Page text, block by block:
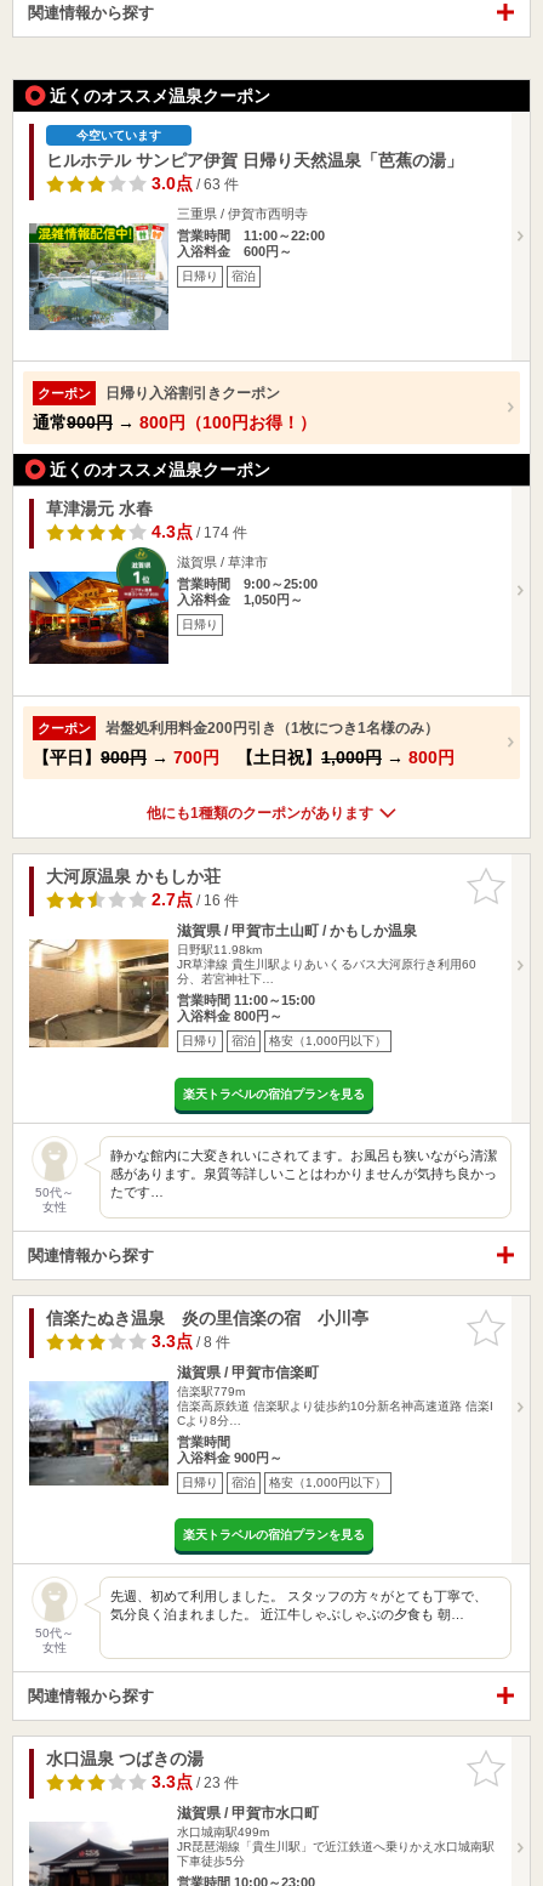
関連情報から探す
近くのオススメ温泉クーポン
今空いています
ヒルホテル サンピア伊賀 日帰り天然温泉「芭蕉の湯」
3.0点/ 63 件
三重県 / 伊賀市西明寺
営業時間 11:00～22:00
入浴料金 600円～
日帰り 宿泊
クーポン 日帰り入浴割引きクーポン
通常900円 → 800円（100円お得！）
近くのオススメ温泉クーポン
草津湯元 水春
4.3点/ 174 件
滋賀県 / 草津市
営業時間 9:00～25:00
入浴料金 1,050円～
日帰り
クーポン 岩盤処利用料金200円引き（1枚につき1名様のみ）
【平日】 900円 → 700円 【土日祝】 1,000円 → 800円
他にも1種類のクーポンがあります
お気に入
りに追加
大河原温泉 かもしか荘
2.7点/ 16 件
滋賀県 / 甲賀市土山町 / かもしか温泉
日野駅11.98km
JR草津線 貴生川駅よりあいくるバス大河原行き利用60
分、若宮神社下…
営業時間 11:00～15:00
入浴料金 800円～
日帰り 宿泊 格安（1,000円以下）
楽天トラベルの宿泊プランを見る
50代～
女性
静かな館内に大変きれいにされてます。お風呂も狭いながら清潔
感があります。泉質等詳しいことはわかりませんが気持ち良かっ
たです…
関連情報から探す
お気に入
りに追加
信楽たぬき温泉 炎の里信楽の宿 小川亭
3.3点/ 8 件
滋賀県 / 甲賀市信楽町
信楽駅779m
信楽高原鉄道 信楽駅より徒歩約10分新名神高速道路 信楽I
Cより8分…
営業時間
入浴料金 900円～
日帰り 宿泊 格安（1,000円以下）
楽天トラベルの宿泊プランを見る
50代～
女性
先週、初めて利用しました。 スタッフの方々がとても丁寧で、
気分良く泊まれました。 近江牛しゃぶしゃぶの夕食も 朝…
関連情報から探す
お気に入
りに追加
水口温泉 つばきの湯
3.3点/ 23 件
滋賀県 / 甲賀市水口町
水口城南駅499m
JR琵琶湖線「貴生川駅」で近江鉄道へ乗りかえ水口城南駅
下車徒歩5分
営業時間 10:00～23:00